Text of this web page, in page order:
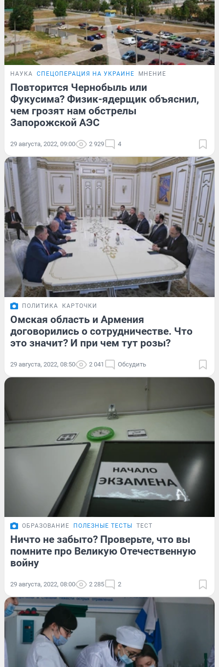
НАУКА СПЕЦОПЕРАЦИЯ НА УКРАИНЕ МНЕНИЕ
Повторится Чернобыль или
Фукусима? Физик-ядерщик объяснил,
чем грозят нам обстрелы
Запорожской АЭС
29 августа, 2022, 09:00 2 929 4
ПОЛИТИКА КАРТОЧКИ
Омская область и Армения
договорились о сотрудничестве. Что
это значит? И при чем тут розы?
29 августа, 2022, 08:50 2 041 Обсудить
ОБРАЗОВАНИЕ ПОЛЕЗНЫЕ ТЕСТЫ ТЕСТ
Ничто не забыто? Проверьте, что вы
помните про Великую Отечественную
войну
29 августа, 2022, 08:00 2 285 2